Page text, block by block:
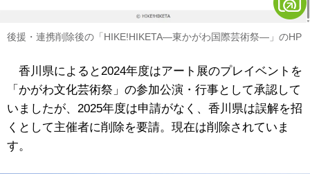
後援・連携削除後の「HIKE!HIKETA―東かがわ国際芸術祭―」のHP
香川県によると2024年度はアート展のプレイベントを
「かがわ文化芸術祭」の参加公演・行事として承認して
いましたが、2025年度は申請がなく、香川県は誤解を招
くとして主催者に削除を要請。現在は削除されていま
す。